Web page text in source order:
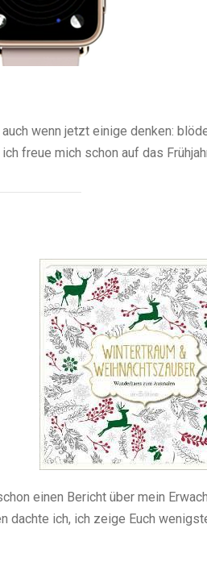
wenn jetzt einige denken:
freue mich schon auf das
einen Bericht über mein
dachte ich, ich zeige Euch